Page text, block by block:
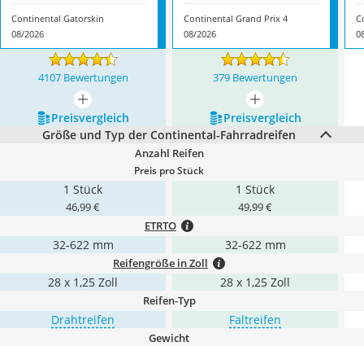
Continental Gatorskin
08/2026
Continental Grand Prix 4
08/2026
4107 Bewertungen 379 Bewertungen
mehr anzeigen
mehr anzeigen
Preis­vergleich
Preis­vergleich
Größe und Typ der Continental-Fahrradreifen
Anzahl Reifen
Preis pro Stück
1 Stück
46,99 €
1 Stück
49,99 €
ETRTO
32-622 mm 32-622 mm
Reifengröße in Zoll
28 x 1,25 Zoll 28 x 1,25 Zoll
Reifen-Typ
Drahtreifen Faltreifen
Gewicht